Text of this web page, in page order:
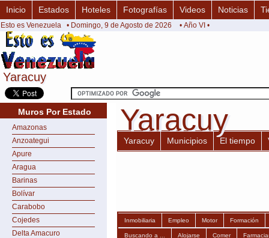
Yaracuy
Yaracuy
Inicio Estados Hoteles Fotografías Videos Noticias
Esto es Venezuela • Domingo, 9 de Agosto de 2026 • Año VI •
Muros Por Estado
Amazonas
Anzoategui
Apure
Aragua
Barinas
Bolívar
Carabobo
Cojedes
Delta Amacuro
Yaracuy
Yaracuy
Yaracuy Municipios El tiempo
Inmobiliaria Empleo Motor Formación
Buscando a ... Alojarse Comer